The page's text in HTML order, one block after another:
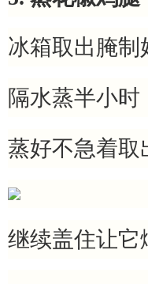
冰箱取出腌
隔水蒸半小
蒸好不急着取
继续盖住让它